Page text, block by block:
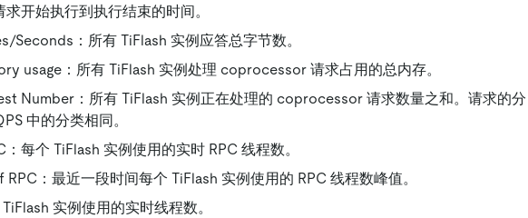
开始执行到执行结束的时间。
Seconds：所有 TiFlash 实例应答总字节数。
usage：所有 TiFlash 实例处理 coprocessor 请求占用的总内存。
Number：所有 TiFlash 实例正在处理的 coprocessor 请求数量之和。请求的分
中的分类相同。
每个 TiFlash 实例使用的实时 RPC 线程数。
RPC：最近一段时间每个 TiFlash 实例使用的 RPC 线程数峰值。
实例使用的实时线程数。